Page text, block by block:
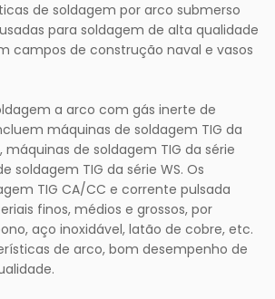
de soldagem por arco submerso
para soldagem de alta qualidade
campos de construção naval e vasos
a arco com gás inerte de
máquinas de soldagem TIG da
máquinas de soldagem TIG da série
soldagem TIG da série WS. Os
TIG CA/CC e corrente pulsada
finos, médios e grossos, por
aço inoxidável, latão de cobre, etc.
de arco, bom desempenho de